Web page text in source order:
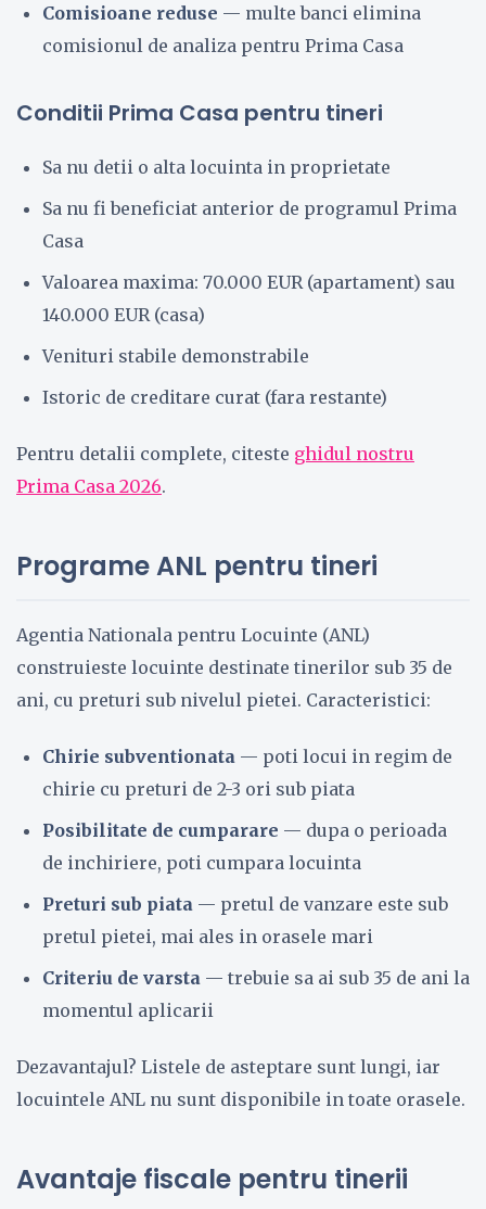
Comisioane reduse — multe banci elimina
comisionul de analiza pentru Prima Casa
Conditii Prima Casa pentru tineri
Sa nu detii o alta locuinta in proprietate
Sa nu fi beneficiat anterior de programul Prima
Casa
Valoarea maxima: 70.000 EUR (apartament) sau
140.000 EUR (casa)
Venituri stabile demonstrabile
Istoric de creditare curat (fara restante)
Pentru detalii complete, citeste ghidul nostru
Prima Casa 2026.
Programe ANL pentru tineri
Agentia Nationala pentru Locuinte (ANL)
construieste locuinte destinate tinerilor sub 35 de
ani, cu preturi sub nivelul pietei. Caracteristici:
Chirie subventionata — poti locui in regim de
chirie cu preturi de 2-3 ori sub piata
Posibilitate de cumparare — dupa o perioada
de inchiriere, poti cumpara locuinta
Preturi sub piata — pretul de vanzare este sub
pretul pietei, mai ales in orasele mari
Criteriu de varsta — trebuie sa ai sub 35 de ani la
momentul aplicarii
Dezavantajul? Listele de asteptare sunt lungi, iar
locuintele ANL nu sunt disponibile in toate orasele.
Avantaje fiscale pentru tinerii